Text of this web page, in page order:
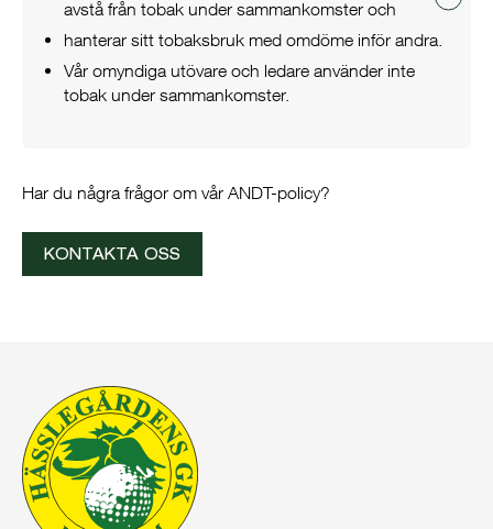
avstå från tobak under sammankomster och
hanterar sitt tobaksbruk med omdöme inför andra.
Vår omyndiga utövare och ledare använder inte
tobak under sammankomster.
Har du några frågor om vår ANDT-policy?
KONTAKTA OSS